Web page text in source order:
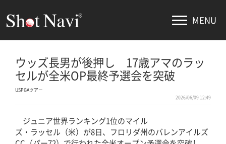
MENU
ウッズ長男が後押し 17歳アマのラッ
セルが全米OP最終予選会を突破
USPGAツアー
2026/06/09 12:49
ジュニア世界ランキング1位のマイル
ズ・ラッセル（米）が8日、フロリダ州のバレンアイルズ